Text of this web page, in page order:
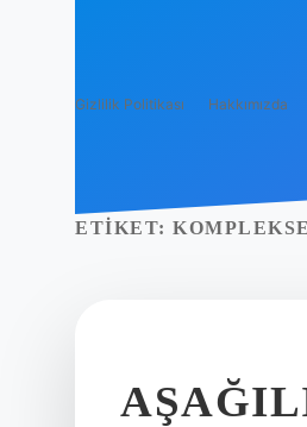
Gizlilik Politikası Hakkımızda
ETIKET: